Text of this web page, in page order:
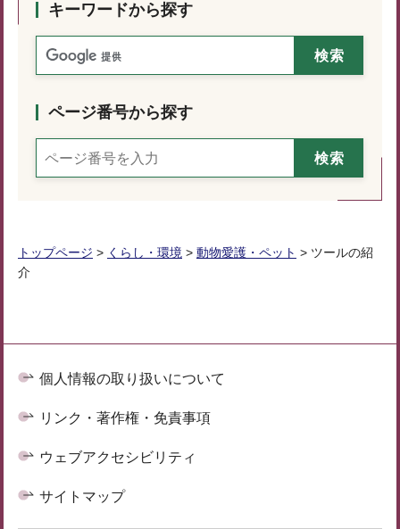
キーワードから探す
ページ番号から探す
トップページ > くらし・環境 > 動物愛護・ペット > ツールの紹
介
個人情報の取り扱いについて
リンク・著作権・免責事項
ウェブアクセシビリティ
サイトマップ